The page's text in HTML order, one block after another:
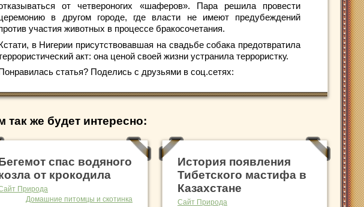
от четвероногих «шаферов». Пара решила провести
в другом городе, где власти не имеют предубеждений
участия животных в процессе бракосочетания.
в Нигерии присутствовавшая на свадьбе собака предотвратила
акт: она ценой своей жизни устранила террористку.
статья? Поделись с друзьями в соц.сетях:
так же будет интересно:
спас водяного
от крокодила
Природа
Домашние питомцы и скотинка
История появления
Тибетского мастифа в
Казахстане
Сайт Природа